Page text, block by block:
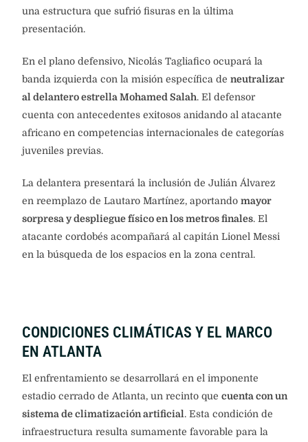
una estructura que sufrió fisuras en la última
presentación.
En el plano defensivo, Nicolás Tagliafico ocupará la
banda izquierda con la misión específica de neutralizar
al delantero estrella Mohamed Salah. El defensor
cuenta con antecedentes exitosos anidando al atacante
africano en competencias internacionales de categorías
juveniles previas.
La delantera presentará la inclusión de Julián Álvarez
en reemplazo de Lautaro Martínez, aportando mayor
sorpresa y despliegue físico en los metros finales. El
atacante cordobés acompañará al capitán Lionel Messi
en la búsqueda de los espacios en la zona central.
CONDICIONES CLIMÁTICAS Y EL MARCO
EN ATLANTA
El enfrentamiento se desarrollará en el imponente
estadio cerrado de Atlanta, un recinto que cuenta con un
sistema de climatización artificial . Esta condición de
infraestructura resulta sumamente favorable para la